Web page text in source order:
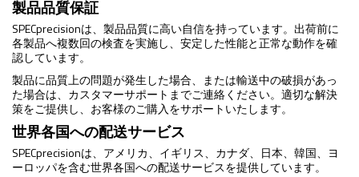
製品品質保証
SPECprecisionは、製品品質に高い自信を持っています。出荷前に
各製品へ複数回の検査を実施し、安定した性能と正常な動作を確
認しています。
製品に品質上の問題が発生した場合、または輸送中の破損があっ
た場合は、カスタマーサポートまでご連絡ください。適切な解決
策をご提供し、お客様のご購入をサポートいたします。
世界各国への配送サービス
SPECprecisionは、アメリカ、イギリス、カナダ、日本、韓国、ヨ
ーロッパを含む世界各国への配送サービスを提供しています。